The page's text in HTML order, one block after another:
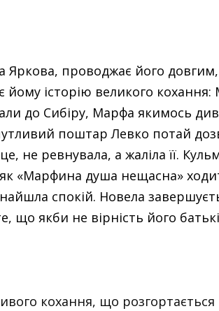
Яркова, проводжає його довгим,
історію великого
до Сибіру, Марфа якимось
поштар Левко потай
не ревнувала, а жаліла її.
«Марфина душа нещасна»
спокій. Новела
якби не вірність його
кохання, що розгортається